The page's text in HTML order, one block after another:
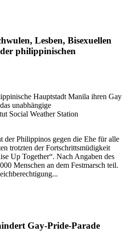
Lesben, Bisexuellen
philippinischen
Hauptstadt Manila ihren Gay
unabhängige
Social Weather Station
der Philippinos gegen die Ehe für alle
trotzten der Fortschrittsmüdigkeit
Up Together“. Nach Angaben des
Menschen an dem Festmarsch teil.
Gay-Pride-Parade